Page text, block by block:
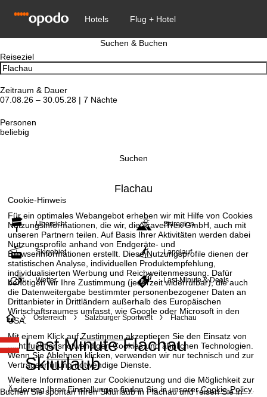
Cookie-Hinweis
Für ein optimales Webangebot erheben wir mit Hilfe von Cookies
Nutzungsinformationen, die wir, die TravelTrex GmbH, auch mit
unseren Partnern teilen. Auf Basis Ihrer Aktivitäten werden dabei
Nutzungsprofile anhand von Endgeräte- und
Browserinformationen erstellt. Diese Nutzungsprofile dienen der
statistischen Analyse, individuellen Produktempfehlung,
individualisierten Werbung und Reichweitenmessung. Dafür
benötigen wir Ihre Zustimmung (jederzeit widerrufbar), die auch
die Datenweitergabe bestimmter personenbezogener Daten an
Drittanbieter in Drittländern außerhalb des Europäischen
Wirtschaftsraumes umfasst, wie Google oder Microsoft in den
USA.
Mit einem Klick aufZustimmenakzeptieren Sie den Einsatz von
nicht funktionsnotwendigen Cookies und ähnlichen Technologien.
Wenn SieAblehnen klicken, verwenden wir nur technisch und zur
Vertragserfüllung notwendige Dienste.
Weitere Informationen zur Cookienutzung und die Möglichkeit zur
Änderung Ihrer Einstellungen finden Sie in unsererCookie-Policy
Suchen & Buchen
Reiseziel
Zeitraum & Dauer
07.08.26 – 30.05.28 | 7 Nächte
Personen
beliebig
Suchen
Flachau
Übersicht Skiregion
Skigebiet Langlauf
Wetter Last-Minute & Deals
S
t
a
r
Österreich Salzburger Sportwelt Flachau
Last Minute Flachau
Skiurlaub
Buchen Sie spontan Ihren Skiurlaub in Flachau und reisen Sie in